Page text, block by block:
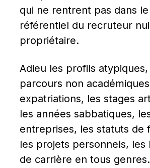
qui ne rentrent pas dans
référentiel du recruteur
propriétaire.
Adieu les profils atypiques,
parcours non
expatriations, les stages
les années sabbatiques,
entreprises, les statuts de
les projets personnels, les
de carrière en tous